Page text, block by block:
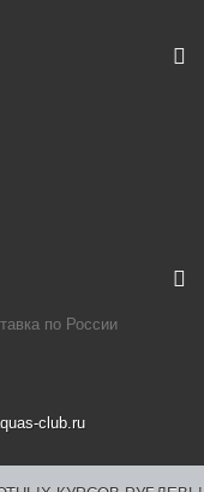
по России
club.ru